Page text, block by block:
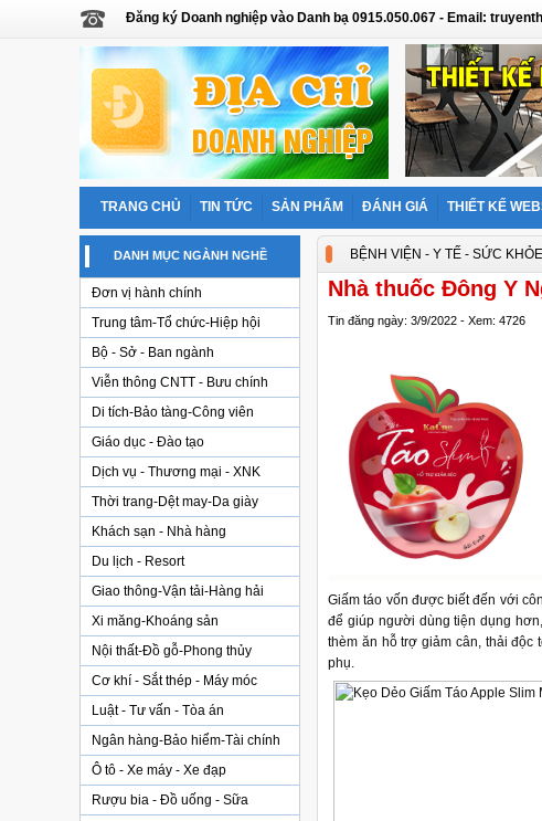
Đăng ký Doanh nghiệp vào Danh bạ 0915.050.067 - Email:
TRANG CHỦ TIN TỨC SẢN PHẨM ĐÁNH GIÁ THIẾT KẾ
DANH MỤC NGÀNH NGHỀ
Đơn vị hành chính
Trung tâm-Tổ chức-Hiệp hội
Bộ - Sở - Ban ngành
Viễn thông CNTT - Bưu chính
Di tích-Bảo tàng-Công viên
Giáo dục - Đào tạo
Dịch vụ - Thương mại - XNK
Thời trang-Dệt may-Da giày
Khách sạn - Nhà hàng
Du lịch - Resort
Giao thông-Vận tải-Hàng hải
Xi măng-Khoáng sản
Nội thất-Đồ gỗ-Phong thủy
Cơ khí - Sắt thép - Máy móc
Luật - Tư vấn - Tòa án
Ngân hàng-Bảo hiểm-Tài chính
Ô tô - Xe máy - Xe đạp
Rượu bia - Đồ uống - Sữa
BỆNH VIỆN - Y TẾ - SỨC KHỎE
Nhà thuốc Đông Y
Tin đăng ngày: 3/9/2022 - Xem: 4726
Giấm táo vốn được biết đến với
để giúp người dùng tiện dụng
thèm ăn hỗ trợ giảm cân, thải độc
phụ.